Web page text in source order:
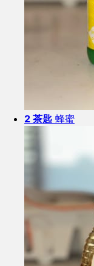
2 茶匙 蜂蜜